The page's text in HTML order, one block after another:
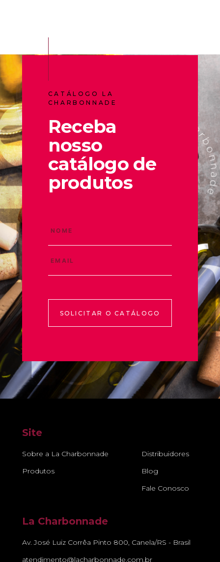
CATÁLOGO LA
CHARBONNADE
Receba
nosso
catálogo de
produtos
SOLICITAR O CATÁLOGO
Site
Sobre a La Charbonnade
Produtos
Distribuidores
Blog
Fale Conosco
La Charbonnade
Av. José Luiz Corrêa Pinto 800, Canela/RS - Brasil
atendimento@lacharbonnade.com.br